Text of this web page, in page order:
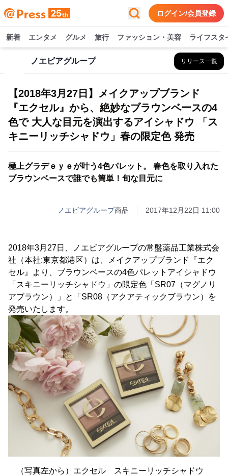
ログイン/会員登録
新着 エンタメ グルメ 旅行 ファッション・美容 ライフスタ
ノエビアグループ リリース一覧
【2018年3月27日】メイクアップブランド
『エクセル』から、絶妙なブラウンベースの4
色で 大人な目元を演出するアイシャドウ 「ス
キニーリッチシャドウ」春の限定色 発売
極上グラデｅｙｅが叶う4色パレット。 春色を取り入れた
ブラウンベースで誰でも簡単！旬な目元に
ノエビアグループ商品 2017年12月22日 11:00
2018年3月27日、ノエビアグループの常盤薬品工業株式会
社（本社:東京都港区）は、メイクアップブランド『エク
セル』より、ブラウンベースの4色パレットアイシャドウ
「スキニーリッチシャドウ」の限定色「SR07（マグノリ
アブラウン）」と「SR08（アクアティックブラウン）を
発売いたします。
（写真左から）エクセル スキニーリッチシャドウ